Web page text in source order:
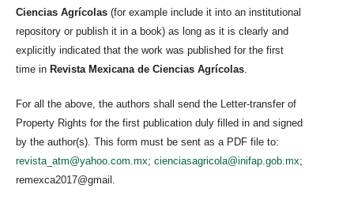
Ciencias Agrícolas (for example include it into an institutional
repository or publish it in a book) as long as it is clearly and
explicitly indicated that the work was published for the first
time in Revista Mexicana de Ciencias Agrícolas
For all the above, the authors shall send the Letter-transfer of
Property Rights for the first publication duly filled in and signed
by the author(s). This form must be sent as a PDF file to:
revista_atm@yahoo.com.mx; cienciasagricola@inifap.gob.mx;
remexca2017@gmail.